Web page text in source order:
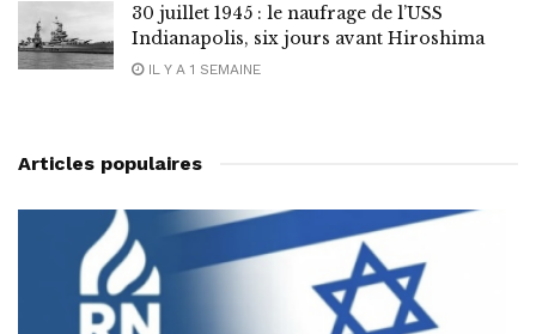
30 juillet 1945 : le naufrage de l’USS
Indianapolis, six jours avant Hiroshima
IL Y A 1 SEMAINE
Articles populaires